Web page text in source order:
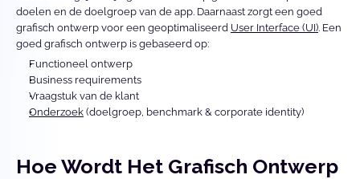
doelen en de doelgroep van de app. Daarnaast zorgt een goed
grafisch ontwerp voor een geoptimaliseerd User Interface (UI). Een
goed grafisch ontwerp is gebaseerd op:
Functioneel ontwerp
Business requirements
Vraagstuk van de klant
Onderzoek (doelgroep, benchmark & corporate identity)
Hoe Wordt Het Grafisch Ontwerp